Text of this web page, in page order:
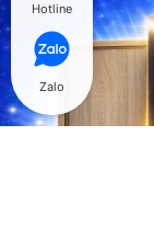
Hotline
Zalo